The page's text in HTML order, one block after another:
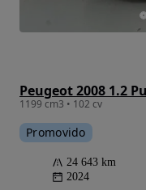
Peugeot 2008 1.2
1199 cm3 • 102 cv
Promovido
24 643 km
2024